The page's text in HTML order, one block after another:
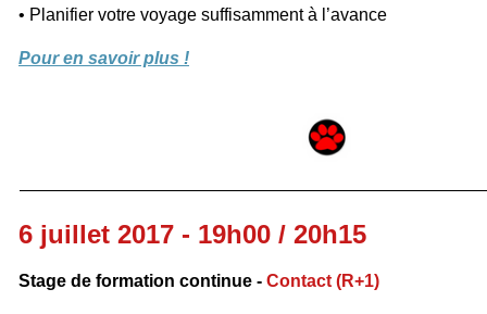
• Planifier votre voyage suffisamment à l’avance
Pour en savoir plus !
6 juillet 2017 - 19h00 / 20h15
Stage de formation continue - Contact (R+1)